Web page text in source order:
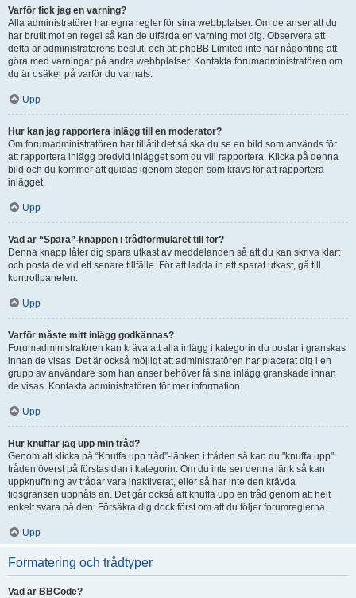
Varför fick jag en varning?
Alla administratörer har egna regler för sina webbplatser. Om de anser att du
har brutit mot en regel så kan de utfärda en varning mot dig. Observera att
detta är administratörens beslut, och att phpBB Limited inte har någonting att
göra med varningar på andra webbplatser. Kontakta forumadministratören om
du är osäker på varför du varnats.
Upp
Hur kan jag rapportera inlägg till en moderator?
Om forumadministratören har tillåtit det så ska du se en bild som används för
att rapportera inlägg bredvid inlägget som du vill rapportera. Klicka på denna
bild och du kommer att guidas igenom stegen som krävs för att rapportera
inlägget.
Upp
Vad är “Spara”-knappen i trådformuläret till för?
Denna knapp låter dig spara utkast av meddelanden så att du kan skriva klart
och posta de vid ett senare tillfälle. För att ladda in ett sparat utkast, gå till
kontrollpanelen.
Upp
Varför måste mitt inlägg godkännas?
Forumadministratören kan kräva att alla inlägg i kategorin du postar i granskas
innan de visas. Det är också möjligt att administratören har placerat dig i en
grupp av användare som han anser behöver få sina inlägg granskade innan
de visas. Kontakta administratören för mer information.
Upp
Hur knuffar jag upp min tråd?
Genom att klicka på “Knuffa upp tråd”-länken i tråden så kan du "knuffa upp"
tråden överst på förstasidan i kategorin. Om du inte ser denna länk så kan
uppknuffning av trådar vara inaktiverat, eller så har inte den krävda
tidsgränsen uppnåts än. Det går också att knuffa upp en tråd genom att helt
enkelt svara på den. Försäkra dig dock först om att du följer forumreglerna.
Upp
Formatering och trådtyper
Vad är BBCode?